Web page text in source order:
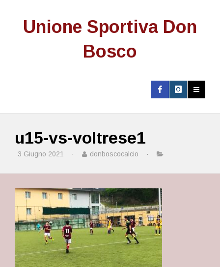
Unione Sportiva Don
Bosco
u15-vs-voltrese1
3 Giugno 2021 · donboscocalcio ·